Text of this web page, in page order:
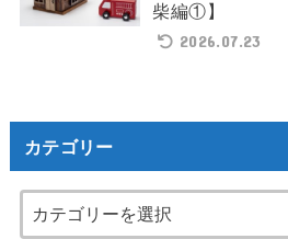
柴編①】
2026.07.23
カテゴリー